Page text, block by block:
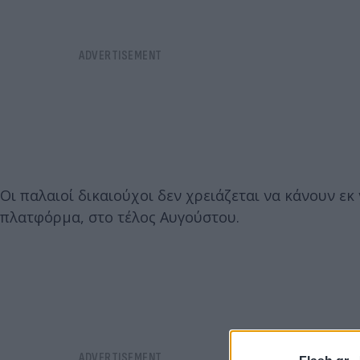
Οι παλαιοί δικαιούχοι δεν χρειάζεται να κάνουν
πλατφόρμα, στο τέλος Αυγούστου.